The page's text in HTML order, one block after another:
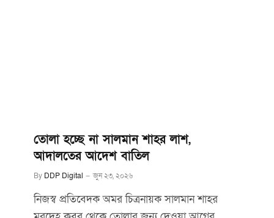
তোলা হচ্ছে না সালমান শাহর লাশ,
আদালতের আদেশ বাতিল
By DDP Digital জুন ২৩, ২০২৬
নিজস্ব প্রতিবেদক অমর চিত্রনায়ক সালমান শাহর